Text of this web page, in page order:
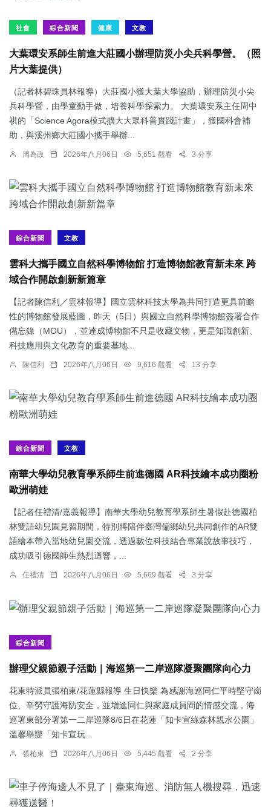
社會 綜合新聞 健康 文教
大葉環安系師生前進大莊國小辦理防災小尖兵科學營。（照
片大葉提供）
（記者林碧珠員林報導）大莊國小獲大葉大學協助，辦理防災小尖
兵科學營，由學童動手做，培養科學探索力。 大葉環安系主任周中
祺的「Science Agora模式擴大大眾科普實踐計畫」，獲國科會補
助，與溪州鄉大莊國小攜手舉辦...
周為政 2026年八月06日 5,651 觀看 3 分享
綜合新聞 文教
雲科大攜手國立自然科學博物館 打造博物館教育新未來 跨
域合作開啟創新新篇章
【記者陳信利／雲林報導】國立雲林科技大學為共同打造更具前瞻
性的博物館發展藍圖，昨天（5日）與國立自然科學博物館簽署合作
備忘錄（MOU），並達成博物館不只是收藏文物，更是知識創新、
科技應用與文化教育的重要基地...
陳信利 2026年八月06日 9,616 觀看 13 分享
綜合新聞 文教
南華大學幼兒教育學系師生前進德國 AR科技繪本成功圈粉
歐洲萌娃
【記者任禮清/嘉義報導】南華大學幼兒教育學系師生暑假赴德國柏
林雙語幼兒園見習期間，特別將陪伴臺灣偏鄉幼兒共同創作的AR雙
語繪本帶入當地幼兒園交流，透過數位科技結合專業說故事技巧，
成功吸引德國師生熱烈迴響，...
任禮清 2026年八月06日 5,669 觀看 3 分享
綜合新聞
辦理父親節親子活動｜海巡第一二岸巡隊凝聚團隊向心力
花東特派員張柏東/花蓮縣報導 生日快樂 為感謝海巡同仁平時堅守崗
位、辛勞守護海防安全，並增進同仁與家庭成員間的情感交流，海
巡署東部分署第一二岸巡隊8/6日在花蓮「知卡宣綠森林親水公園」
溫馨舉辦「知卡宣玩...
張柏東 2026年八月06日 5,445 觀看 2 分享